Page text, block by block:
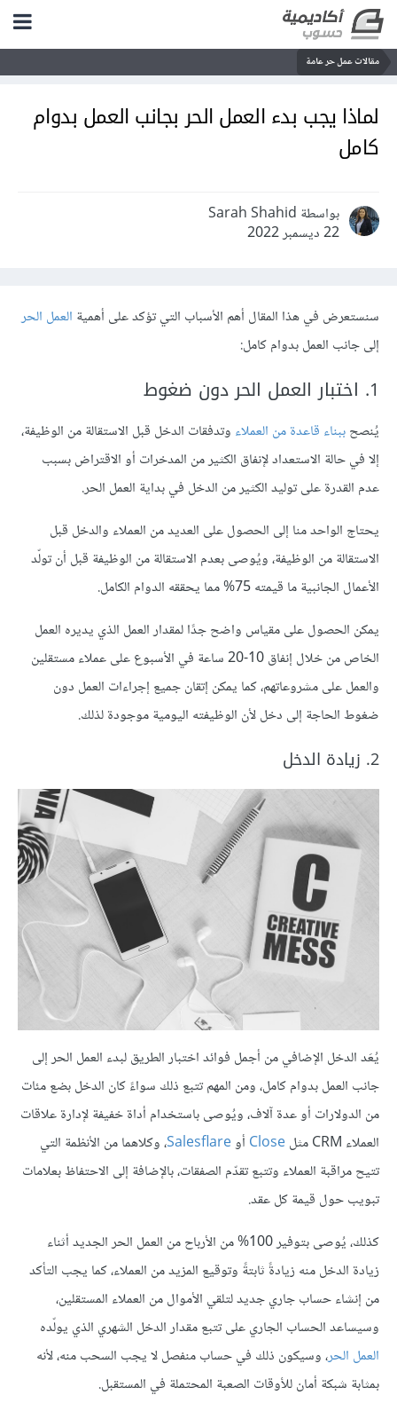
مقالات عمل حر عامة
لماذا يجب بدء العمل الحر بجانب العمل بدوام
كامل
بواسطة Sarah Shahid
22 ديسمبر 2022
سنستعرض في هذا المقال أهم الأسباب التي تؤكد على أهمية العمل الحر
إلى جانب العمل بدوام كامل:
1. اختبار العمل الحر دون ضغوط
يُنصحببناء قاعدة من العملاء وتدفقات الدخل قبل الاستقالة من الوظيفة،
إلا في حالة الاستعداد لإنفاق الكثير من المدخرات أو الاقتراض بسبب
عدم القدرة على توليد الكثير من الدخل في بداية العمل الحر.
يحتاج الواحد منا إلى الحصول على العديد من العملاء والدخل قبل
الاستقالة من الوظيفة، ويُوصى بعدم الاستقالة من الوظيفة قبل أن تولّد
الأعمال الجانبية ما قيمته 75% مما يحققه الدوام الكامل.
يمكن الحصول على مقياس واضح جدًا لمقدار العمل الذي يديره العمل
الخاص من خلال إنفاق 10-20 ساعة في الأسبوع على عملاء مستقلين
والعمل على مشروعاتهم، كما يمكن إتقان جميع إجراءات العمل دون
ضغوط الحاجة إلى دخل لأن الوظيفته اليومية موجودة لذلك.
2. زيادة الدخل
يُعَد الدخل الإضافي من أجمل فوائد اختبار الطريق لبدء العمل الحر إلى
جانب العمل بدوام كامل، ومن المهم تتبع ذلك سواءً كان الدخل بضع مئات
من الدولارات أو عدة آلاف، ويُوصى باستخدام أداة خفيفة لإدارة علاقات
العملاء CRM مثل
Close أوSalesflare، وكلاهما من الأنظمة التي
تتيح مراقبة العملاء وتتبع تقدّم الصفقات، بالإضافة إلى الاحتفاظ بعلامات
تبويب حول قيمة كل عقد.
كذلك، يُوصى بتوفير 100% من الأرباح من العمل الحر الجديد أثناء
زيادة الدخل منه زيادةً ثابتةً وتوقيع المزيد من العملاء، كما يجب التأكد
من إنشاء حساب جاري جديد لتلقي الأموال من العملاء المستقلين،
وسيساعد الحساب الجاري على تتبع مقدار الدخل الشهري الذي يولّده
العمل الحر، وسيكون ذلك في حساب منفصل لا يجب السحب منه، لأنه
بمثابة شبكة أمان للأوقات الصعبة المحتملة في المستقبل.